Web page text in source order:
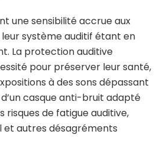
une sensibilité accrue aux
système auditif étant en
La protection auditive
pour préserver leur santé,
à des sons dépassant
d’un casque anti-bruit adapté
risques de fatigue auditive,
et autres désagréments